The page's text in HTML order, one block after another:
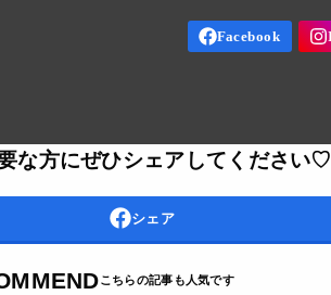
な方にぜひシェアしてください♡
シェア